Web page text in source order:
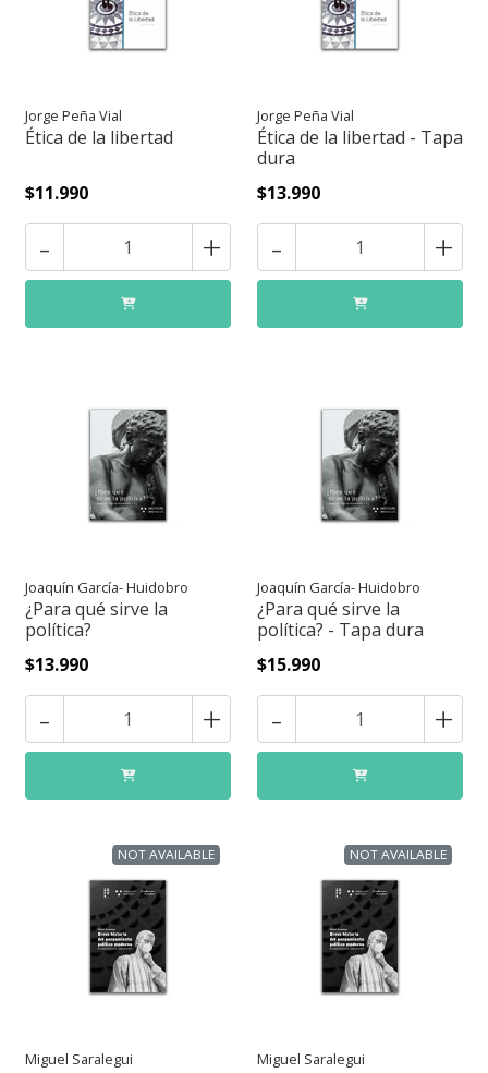
Jorge Peña Vial
Ética de la libertad
$11.990
- +
Jorge Peña Vial
Ética de la libertad - Tapa
dura
$13.990
- +
Joaquín García- Huidobro
¿Para qué sirve la
política?
$13.990
- +
Joaquín García- Huidobro
¿Para qué sirve la
política? - Tapa dura
$15.990
- +
NOT AVAILABLE
Miguel Saralegui
NOT AVAILABLE
Miguel Saralegui